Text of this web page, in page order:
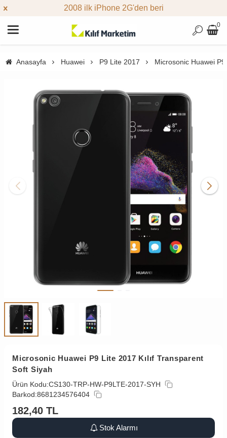
2008 ilk iPhone 2G'den beri
0
Anasayfa Huawei P9 Lite 2017 Microsonic Huawei
Microsonic Huawei P9 Lite 2017 Kılıf Transparent
Soft Siyah
Ürün Kodu:CS130-TRP-HW-P9LTE-2017-SYH
Barkod:8681234576404
182,40 TL
Stok Alarmı